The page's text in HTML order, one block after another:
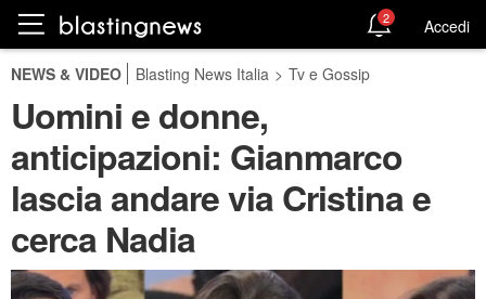
2 Accedi
NEWS & VIDEO Blasting News Italia > Tv e Gossip
Uomini e donne,
anticipazioni: Gianmarco
lascia andare via Cristina e
cerca Nadia